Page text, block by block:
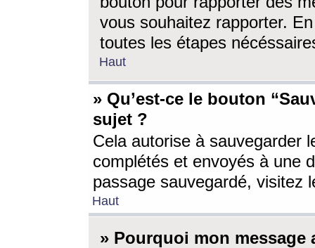
vous souhaitez rapporter.
toutes les étapes
Haut
» Qu’est-ce le bouton
sujet ?
Cela autorise à sauvegarder
complétés et envoyés à une
passage sauvegardé, visitez
Haut
» Pourquoi mon message